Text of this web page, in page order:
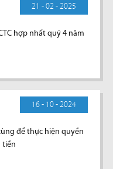
21 - 02 - 2025
hợp nhất quý 4 năm
16 - 10 - 2024
để thực hiện quyền
tiền